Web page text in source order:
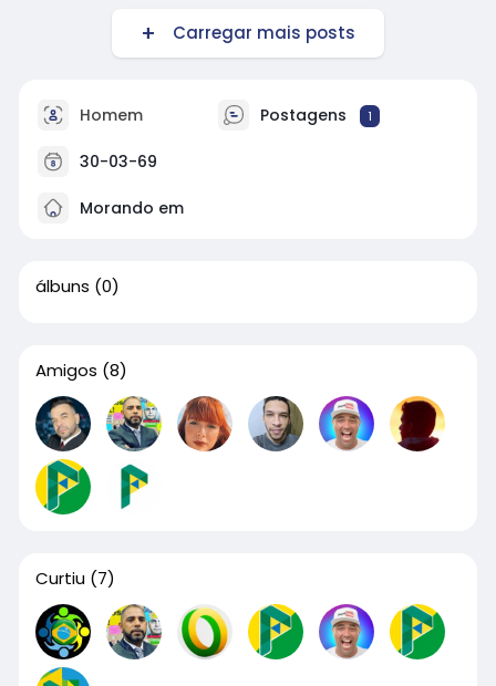
Carregar mais posts
Homem Postagens 1
30-03-69
Morando em
álbuns (0)
Amigos (8)
Curtiu (7)